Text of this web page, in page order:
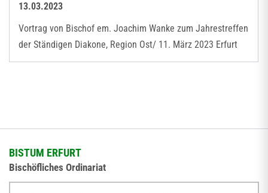
13.03.2023
Vortrag von Bischof em. Joachim Wanke zum Jahrestreffen
der Ständigen Diakone, Region Ost/ 11. März 2023 Erfurt
BISTUM ERFURT
Bischöfliches Ordinariat